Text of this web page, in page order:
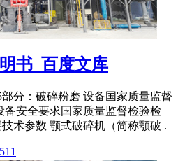
书_百度文库
分：破碎粉磨 设备国家质量监督
备安全要求国家质量监督检验检
术参数 颚式破碎机（简称颚破 .